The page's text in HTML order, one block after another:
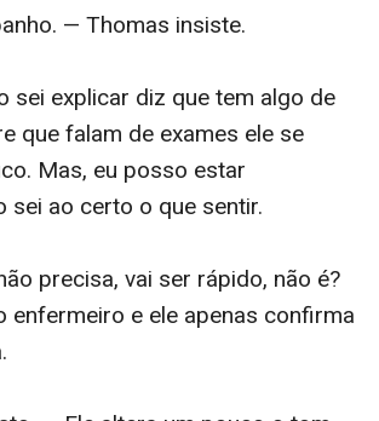
— Thomas insiste.
sei explicar diz que tem algo de
que falam de exames ele se
Mas, eu posso estar
sei ao certo o que sentir.
precisa, vai ser rápido, não é?
enfermeiro e ele apenas confirma